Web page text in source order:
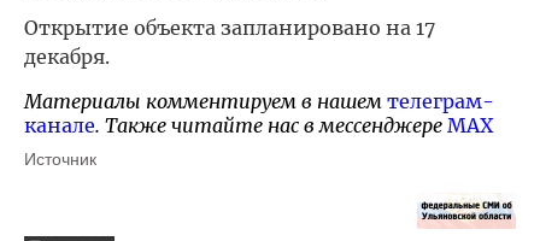
Открытие объекта запланировано на 17
декабря.
Материалы комментируем в нашем телеграм-
канале. Также читайте нас в мессенджере MAX
Источник